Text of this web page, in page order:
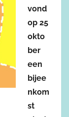
vond
op 25
okto
ber
een
bijee
nkom
st